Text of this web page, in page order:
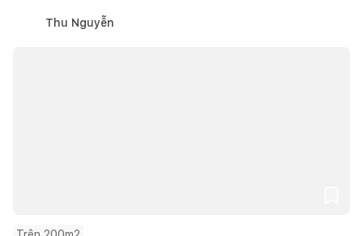
Thu Nguyễn